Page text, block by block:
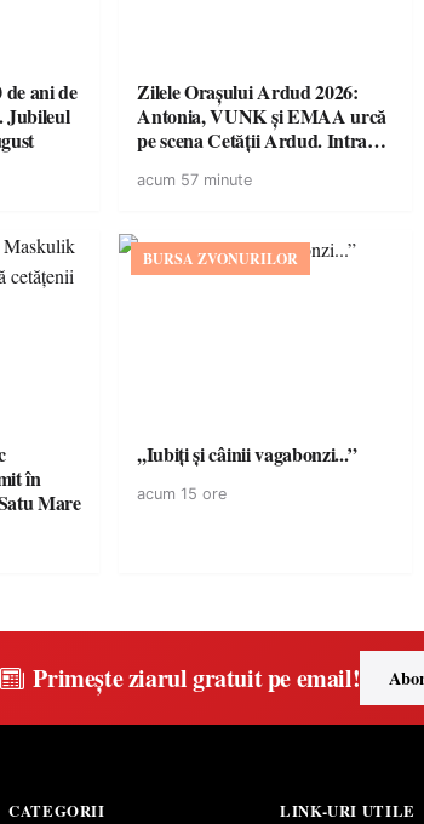
ani de
Jubileul
Zilele Orașului Ardud 2026:
Antonia, VUNK și EMAA urcă
pe scena Cetății Ardud. Intrarea
acum 57 minute
în
Mare
BURSA ZVONURILOR
,,Iubiți și câinii vagabonzi...”
acum 15 ore
Primește ziarul gratuit pe email!
CATEGORII LINK-URI UTILE